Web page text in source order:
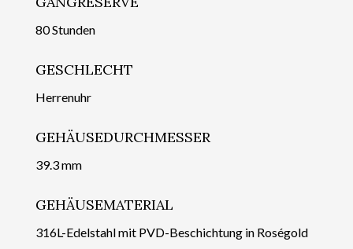
80 Stunden
GESCHLECHT
Herrenuhr
GEHÄUSEDURCHMESSER
39.3 mm
GEHÄUSEMATERIAL
316L-Edelstahl mit PVD-Beschichtung in Roségold